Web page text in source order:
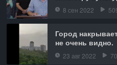
8 сен 2022
Город
не очень видно.
23 авг 2022